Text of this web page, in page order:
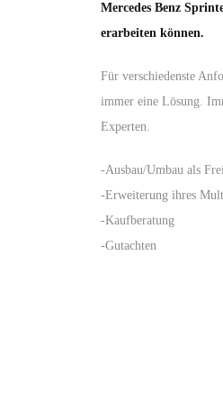
Mercedes Benz
erarbeiten können.
Für verschiedenste
immer eine Lösung.
Experten.
-Ausbau/Umbau als
-Erweiterung ihres
-Kaufberatung
-Gutachten